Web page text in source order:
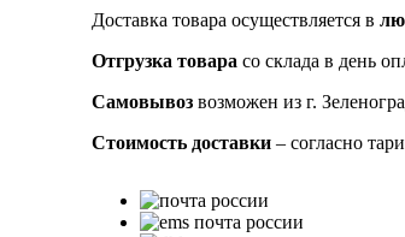
Доставка товара осуществляется в
Отгрузка товара со склада в день
Самовывоз возможен из г.
Стоимость доставки – согласно